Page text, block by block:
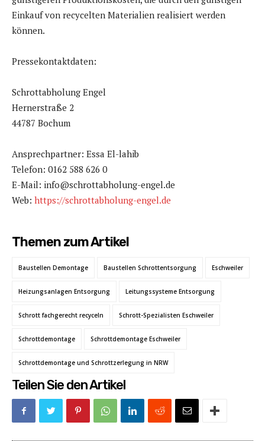
Einkauf von recycelten Materialien realisiert werden
können.
Pressekontaktdaten:
Schrottabholung Engel
Hernerstraße 2
44787 Bochum
Ansprechpartner: Essa El-lahib
Telefon: 0162 588 626 0
E-Mail: info@schrottabholung-engel.de
Web: https://schrottabholung-engel.de
Themen zum Artikel
Baustellen Demontage Baustellen Schrottentsorgung Eschweiler
Heizungsanlagen Entsorgung Leitungssysteme Entsorgung
Schrott fachgerecht recyceln Schrott-Spezialisten Eschweiler
Schrottdemontage Schrottdemontage Eschweiler
Schrottdemontage und Schrottzerlegung in NRW
Teilen Sie den Artikel